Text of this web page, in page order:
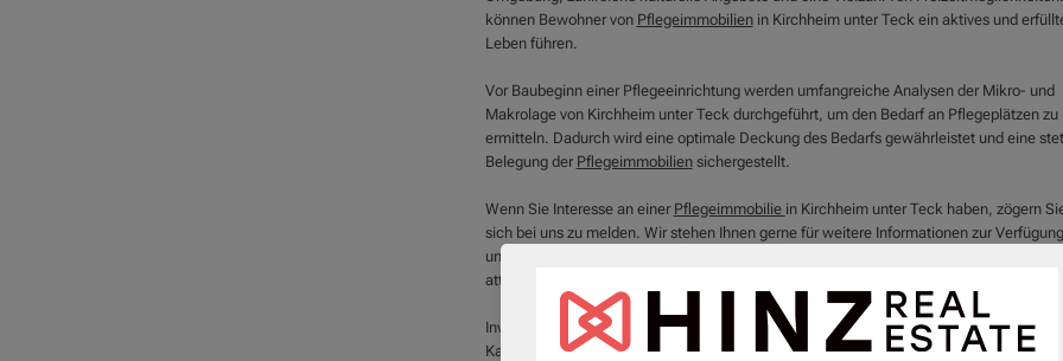
können Bewohner von Pflegeimmobilienin Kirchheim unter Teck ein aktives und
Leben führen.
Vor Baubeginn einer Pflegeeinrichtung werden umfangreiche Analysen der Mikro- und
Makrolage von Kirchheim unter Teck durchgeführt, um den Bedarf an Pflegeplätzen zu
ermitteln. Dadurch wird eine optimale Deckung des Bedarfs gewährleistet und eine
Belegung der Pflegeimmobiliensichergestellt.
Wenn Sie Interesse an einer Pflegeimmobilie in Kirchheim unter Teck haben, zögern
sich bei uns zu melden. Wir stehen Ihnen gerne für weitere Informationen zur
unterstützen Sie bei allen Fragen rund um den Erwerb einer
attraktiven Stadt.
Investieren Sie jetzt in die Zukunft und sichern Sie sich eine rentable und sozial wertvolle
Kapitalanlage in Kirchheim unter Teck!